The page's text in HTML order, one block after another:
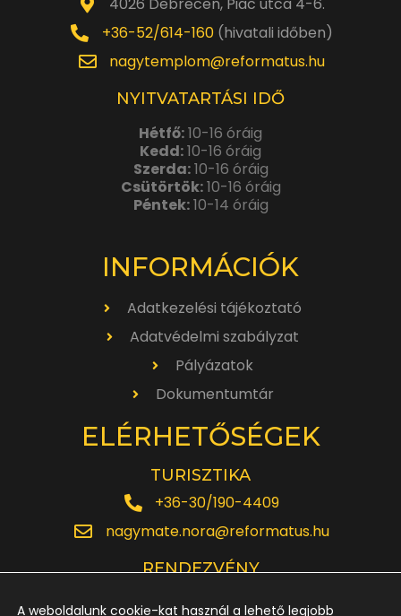
+36-52/614-160(hivatali időben)
nagytemplom@reformatus.hu
NYITVATARTÁSI IDŐ
Hétfő:10-16 óráig
Kedd:10-16 óráig
Szerda:10-16 óráig
Csütörtök:10-16 óráig
Péntek:10-14 óráig
INFORMÁCIÓK
Adatkezelési tájékoztató
Adatvédelmi szabályzat
Pályázatok
Dokumentumtár
ELÉRHETŐSÉGEK
TURISZTIKA
+36-30/190-4409
nagymate.nora@reformatus.hu
RENDEZVÉNY
A weboldalunk cookie-kat használ a lehető legjobb